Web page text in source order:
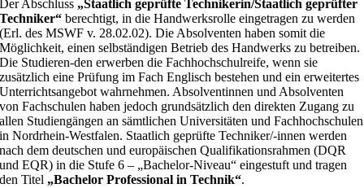
Der Abschluss „Staatlich geprüfte Technikerin/Staatlich geprüfter
Techniker“ berechtigt, in die Handwerksrolle eingetragen zu werden
(Erl. des MSWF v. 28.02.02). Die Absolventen haben somit die
Möglichkeit, einen selbständigen Betrieb des Handwerks zu betreiben.
Die Studieren-den erwerben die Fachhochschulreife, wenn sie
zusätzlich eine Prüfung im Fach Englisch bestehen und ein erweitertes
Unterrichtsangebot wahrnehmen. Absolventinnen und Absolventen
von Fachschulen haben jedoch grundsätzlich den direkten Zugang zu
allen Studiengängen an sämtlichen Universitäten und Fachhochschulen
in Nordrhein-Westfalen. Staatlich geprüfte Techniker/-innen werden
nach dem deutschen und europäischen Qualifikationsrahmen (DQR
und EQR) in die Stufe 6 – „Bachelor-Niveau“ eingestuft und tragen
den Titel „Bachelor Professional in Technik“.